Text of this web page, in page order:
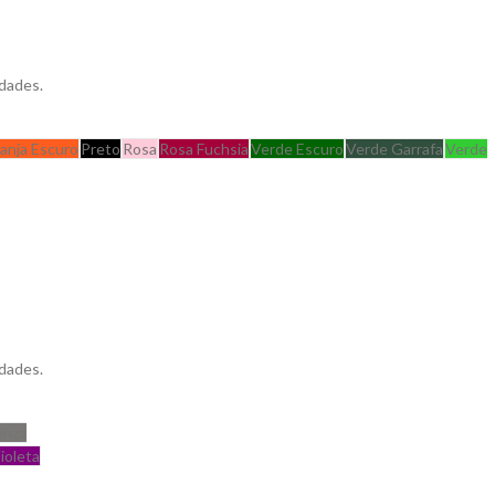
Escuro Preto Rosa Rosa FuchsiaVerde EscuroVerde GarrafaVerde